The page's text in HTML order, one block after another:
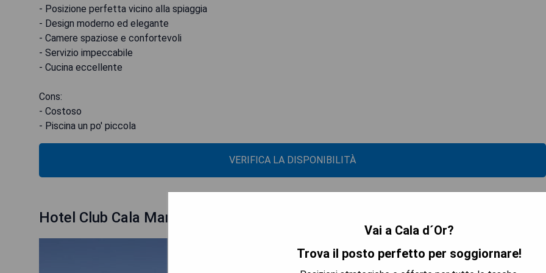
- Posizione perfetta vicino alla spiaggia
- Design moderno ed elegante
- Camere spaziose e confortevoli
- Servizio impeccabile
- Cucina eccellente
Cons:
- Costoso
- Piscina un po' piccola
VERIFICA LA DISPONIBILITÀ
Hotel Club Cala Marsal
Vai a Cala d´Or?
Trova il posto perfetto per soggiornare!